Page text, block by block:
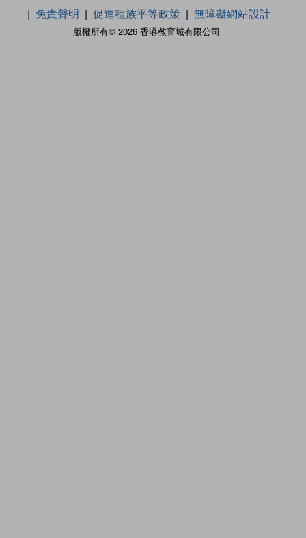
版權所有© 2026 香港教育城有限公司
免責聲明
促進種族平等政策 無障礙網站設計